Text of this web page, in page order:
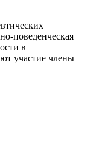
поведенческая
в
участие члены